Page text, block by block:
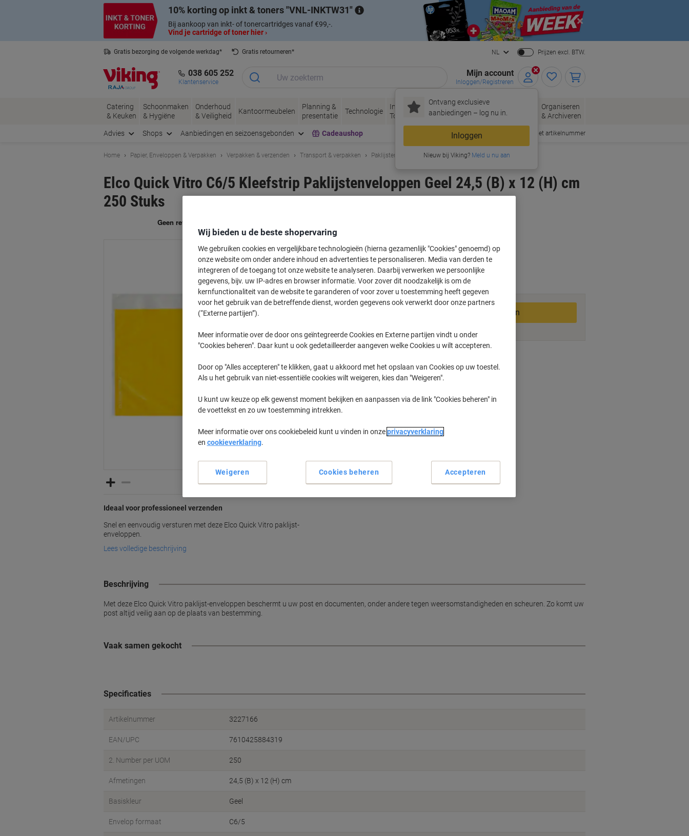
10% korting op inkt & toners VNL-INKTW31
Bij aankoop van inkt- of tonercartridges vanaf €99,-.
Vind je cartridge of toner hier ›
Close
Gratis bezorging de volgende werkdag*
Gratis retourneren*
NL Prijzen excl. BTW.
038 605 252
Klantenservice
Mijn account
Inloggen/Registreren
Ontvang exclusieve
aanbiedingen – log nu in.
Inloggen
Nieuw bij Viking?Meld u nu aan
Catering
& Keuken
Schoonmaken
& Hygiëne
Onderhoud
& Veiligheid
Kantoormeubelen
Planning &
presentatie
Technologie
Inkt &
Toner
Papier, Enveloppen
& Verpakken
Kantoorartikelen
Organiseren
& Archiveren
Advies Shops Aanbiedingen en seizoensgebonden Cadeaushop Snel bestellen met artikelnummer
Home Papier, Enveloppen & Verpakken Verpakken & verzenden Transport & verpakken Paklijstenveloppen
Elco Quick Vitro C6/5 Kleefstrip Paklijstenveloppen Geel 24,5 (B) x 12 (H) cm
250 Stuks
Ideaal voor professioneel verzenden
Snel en eenvoudig versturen met deze Elco Quick Vitro paklijst-
enveloppen.
Lees volledige beschrijving
55,99 € Pak
67,75 € Incl. btw
Momenteel op voorraad Levertijd 2-3 werkdagen
Aantal
In winkelwagen
Beschrijving
Met deze Elco Quick Vitro paklijst-enveloppen beschermt u uw post en documenten, onder andere tegen weersomstandigheden en scheuren. Zo komt uw
post altijd veilig aan op de plaats van bestemming.
Vaak samen gekocht
Specificaties
Artikelnummer 3227166
EAN/UPC 7610425884319
2. Number per UOM 250
Afmetingen 24,5 (B) x 12 (H) cm
Basiskleur Geel
Envelop formaat C6/5
Wij bieden u de beste shopervaring
We gebruiken cookies en vergelijkbare technologieën (hierna gezamenlijk "Cookies" genoemd) op
onze website om onder andere inhoud en advertenties te personaliseren. Media van derden te
integreren of de toegang tot onze website te analyseren. Daarbij verwerken we persoonlijke
gegevens, bijv. uw IP-adres en browser informatie. Voor zover dit noodzakelijk is om de
kernfunctionaliteit van de website te garanderen of voor zover u toestemming heeft gegeven
voor het gebruik van de betreffende dienst, worden gegevens ook verwerkt door onze partners
(“Externe partijen”).
Meer informatie over de door ons geïntegreerde Cookies en Externe partijen vindt u onder
"Cookies beheren". Daar kunt u ook gedetailleerder aangeven welke Cookies u wilt accepteren.
Door op "Alles accepteren" te klikken, gaat u akkoord met het opslaan van Cookies op uw toestel.
Als u het gebruik van niet-essentiële cookies wilt weigeren, kies dan "Weigeren".
U kunt uw keuze op elk gewenst moment bekijken en aanpassen via de link "Cookies beheren" in
de voettekst en zo uw toestemming intrekken.
Meer informatie over ons cookiebeleid kunt u vinden in onzeprivacyverklaring
en cookieverklaring.
Cookies beheren
Weigeren Accepteren